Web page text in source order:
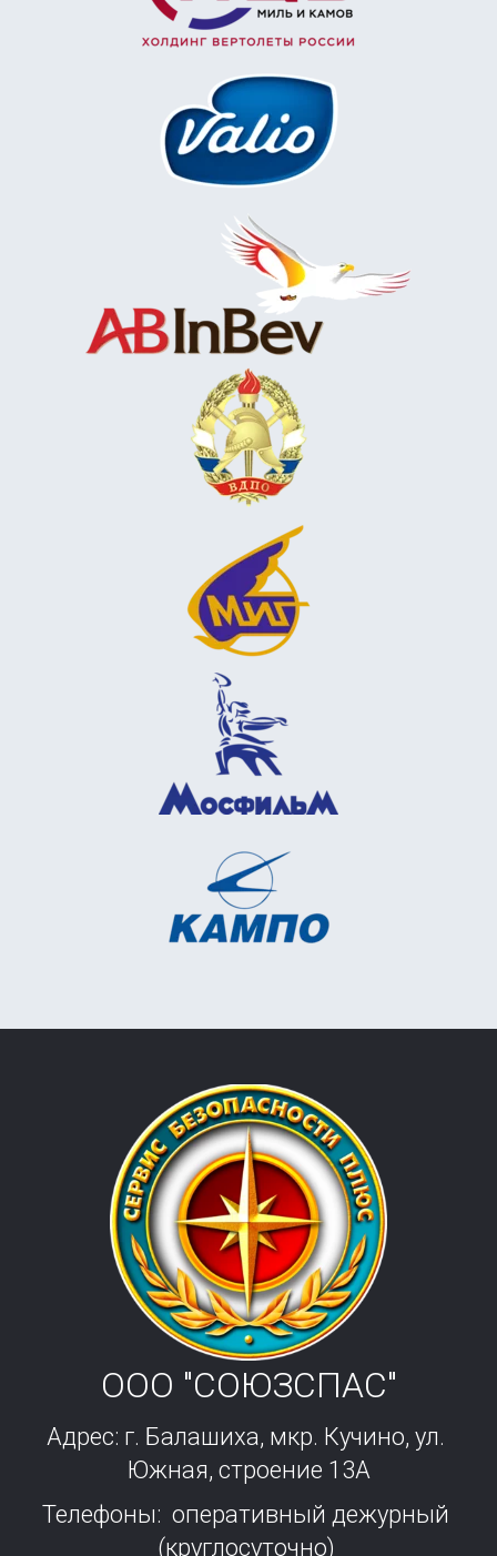
ООО "СОЮЗСПАС"
Адрес: г. Балашиха, мкр. Кучино, ул.
Южная, строение 13А
Телефоны:  оперативный дежурный
(круглосуточно)